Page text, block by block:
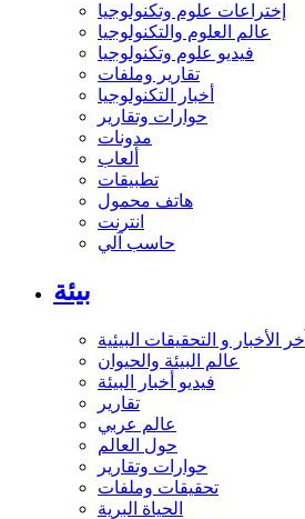
إختراعات علوم وتكنولوجيا
عالم العلوم والتكنولوجيا
فيديو علوم وتكنولوجيا
تقارير وملفات
أخبار التكنولوجيا
حوارات وتقارير
مدونات
ألعاب
تطبيقات
هاتف محمول
انترنت
حاسب آلي
بيئة
آخر الأخبار و التحقيقات البيئية
عالم البيئة والحيوان
فيديو أخبار البيئة
تقارير
عالم عربي
حول العالم
حوارات وتقارير
تحقيقات وملفات
الحياة البرية